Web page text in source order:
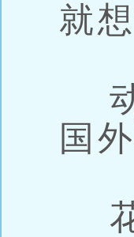
就
动
国
花